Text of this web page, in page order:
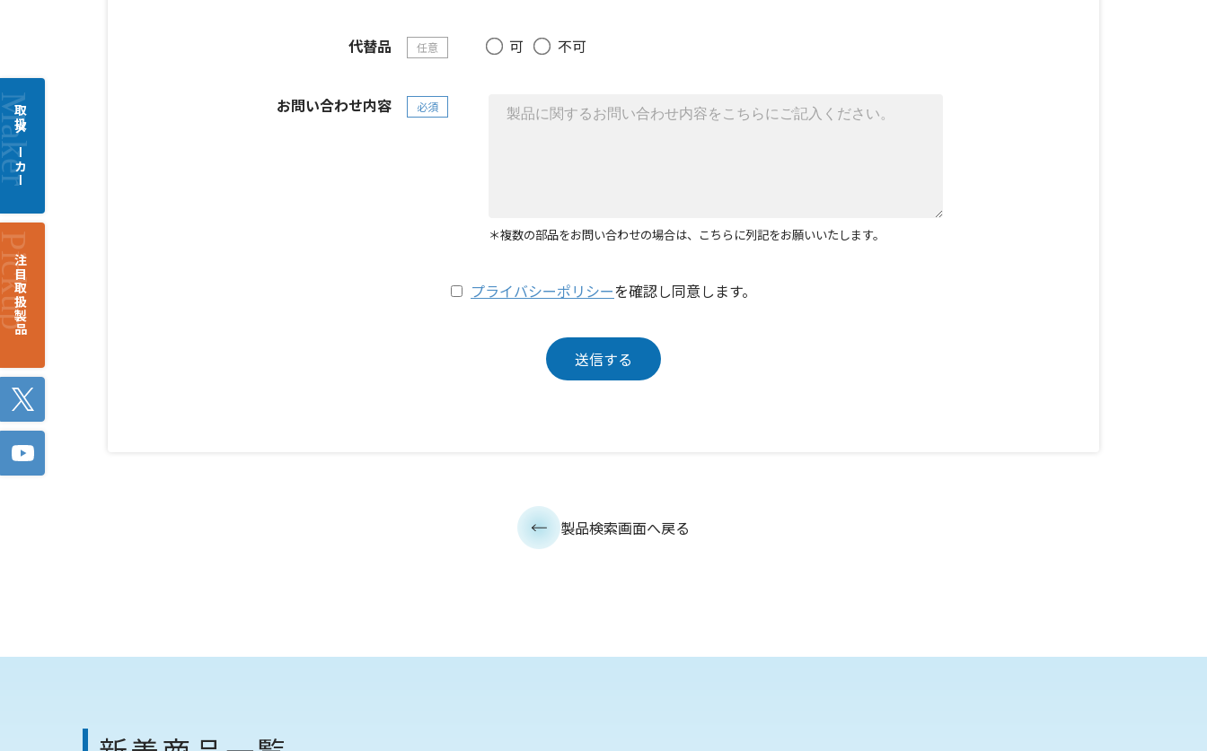
代替品 任意 可 不可
お問い合わせ内容 必須
＊複数の部品をお問い合わせの場合は、こちらに列記をお願いいたします。
プライバシーポリシーを確認し同意します。
製品検索画面へ戻る
取扱メーカー
注目取扱製品